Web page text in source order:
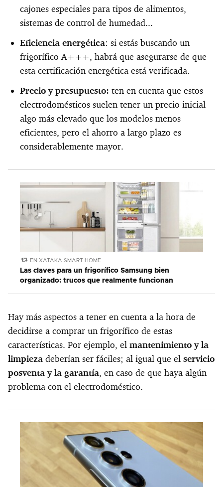
cajones especiales para tipos de alimentos,
sistemas de control de humedad...
Eficiencia energética: si estás buscando un
frigorífico A+++, habrá que asegurarse de que
esta certificación energética está verificada.
Precio y presupuesto: ten en cuenta que estos
electrodomésticos suelen tener un precio inicial
algo más elevado que los modelos menos
eficientes, pero el ahorro a largo plazo es
considerablemente mayor.
EN XATAKA SMART HOME
Las claves para un frigorífico Samsung bien
organizado: trucos que realmente funcionan
Hay más aspectos a tener en cuenta a la hora de
decidirse a comprar un frigorífico de estas
características. Por ejemplo, el mantenimiento y la
limpieza deberían ser fáciles; al igual que el servicio
posventa y la garantía, en caso de que haya algún
problema con el electrodoméstico.